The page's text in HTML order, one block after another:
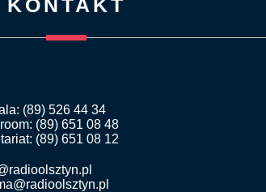
KONTAKT
(89) 526 44 34
(89) 651 08 48
(89) 651 08 12